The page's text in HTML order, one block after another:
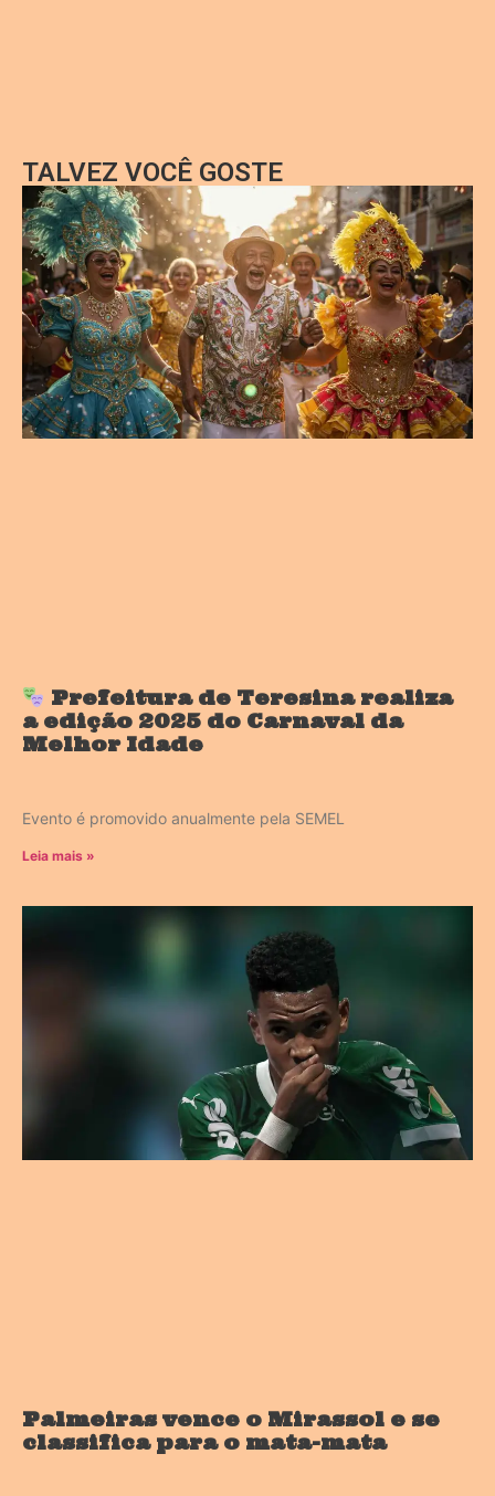
TALVEZ VOCÊ GOSTE
Prefeitura de Teresina realiza
a edição 2025 do Carnaval da
Melhor Idade
Evento é promovido anualmente pela SEMEL
Leia mais »
Palmeiras vence o Mirassol e se
classifica para o mata-mata